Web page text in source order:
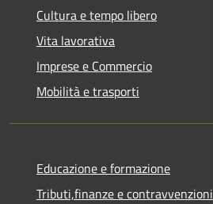
Cultura e tempo libero
Vita lavorativa
Imprese e Commercio
Mobilità e trasporti
Educazione e formazione
Tributi,finanze e contravvenzioni